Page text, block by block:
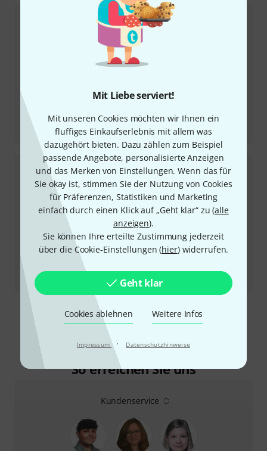
Mit Liebe serviert!
Mit unseren Cookies möchten wir Ihnen ein
fluffiges Einkaufserlebnis mit allem was
dazugehört bieten. Dazu zählen zum Beispiel
passende Angebote, personalisierte Anzeigen
und das Merken von Einstellungen. Wenn das für
Sie okay ist, stimmen Sie der Nutzung von Cookies
für Präferenzen, Statistiken und Marketing
einfach durch einen Klick auf „Geht klar“ zu (alle
anzeigen).
Sie können Ihre erteilte Zustimmung jederzeit
über die Cookie-Einstellungen (hier) widerrufen.
Geht klar
Cookies ablehnen Weitere Infos
Impressum · Datenschutzhinweise
Testbericht
Sire Marcus Miller Z7-5 3TSB
Testbericht
OBNE Beam Splitter
Mehr anzeigen
So erreichen Sie uns
Kundenservice